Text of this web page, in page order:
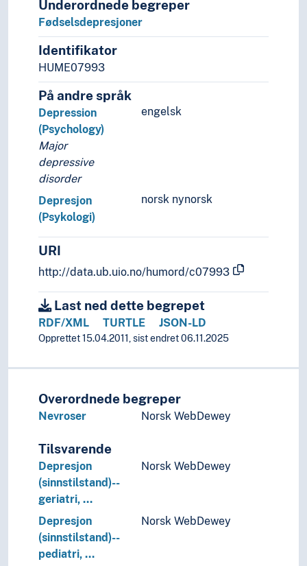
Sympati
Tretthet
Tristhet
Trivsel
Trygghet
Utrygghet
Ydmykelse
Håp
Konsentrasjon
Beslutningspsykologi
Biologisk psykologi
Det uhyggelige
Etnopsykologi
Familiepsykologi
Fenomenologisk psykologi
Genetisk psykologi
Gestaltpsykologi
Individualpsykologi
Kognitiv psykologi
Komparativ psykologi
Krisepsykologi
Kritisk psykologi
Kulturpsykologi
Læringspsykologi
Moralpsykologi
Motstand (Psykologi)
Nevropsykologi
Parapsykologi
Underordnede begreper
Fødselsdepresjoner
Identifikator
HUME07993
På andre språk
engelsk
Depression
(Psychology)
Major
depressive
disorder
norsk nynorsk
Depresjon
(Psykologi)
URI
http://data.ub.uio.no/humord/c07993
Last ned dette begrepet
RDF/XML TURTLE JSON-LD
Opprettet 15.04.2011, sist endret 06.11.2025
Overordnede begreper
Nevroser Norsk WebDewey
Tilsvarende
Depresjon
(sinnstilstand)--
geriatri, …
Norsk WebDewey
Depresjon
(sinnstilstand)--
pediatri, …
Norsk WebDewey